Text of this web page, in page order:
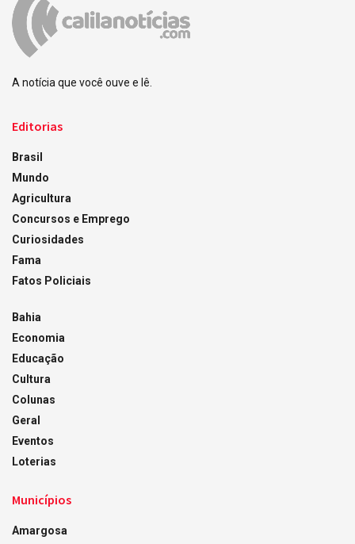
A notícia que você ouve e lê.
Editorias
Brasil
Mundo
Agricultura
Concursos e Emprego
Curiosidades
Fama
Fatos Policiais
Bahia
Economia
Educação
Cultura
Colunas
Geral
Eventos
Loterias
Municípios
Amargosa